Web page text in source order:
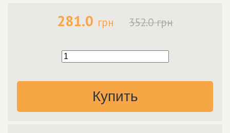
281.0 грн 352.0 грн
Купить